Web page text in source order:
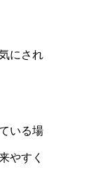
にされ
いる場
やすく